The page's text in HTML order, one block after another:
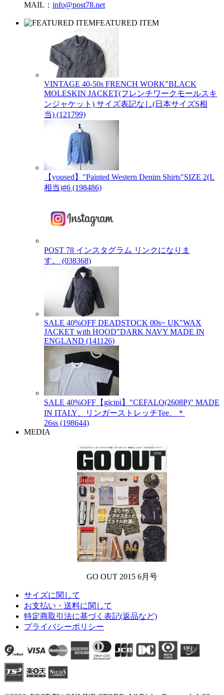
MAIL： info@post78.net
FEATURED ITEM
VINTAGE 40-50s FRENCH WORK"BLACK
MOLESKIN JACKET(フレンチワークモールスキ
ンジャケット) サイズ表記なし(日本サイズS相
当) (121799)
【yoused】"Painted Western Denim Shirts"SIZE 2(L
相当)#6 (198486)
POST 78 インスタグラム リンクになりま
す。 (038368)
SALE 40%OFF DEADSTOCK 00s~ UK"WAX
JACKET with HOOD"DARK NAVY MADE IN
ENGLAND (141126)
SALE 40%OFF【gicipi】"CEFALO(2608P)" MADE
IN ITALY、リンガーストレッチTee、＊
26ss (198644)
MEDIA
GO OUT 2015 6月号
サイズに関して
お支払い・送料に関して
特定商取引法に基づく表記(返品など)
プライバシーポリシー